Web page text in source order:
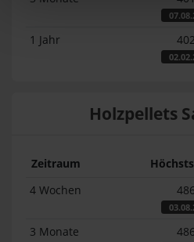
1 Jahr
Holzpellets
Zeitraum
4 Wochen
3 Monate